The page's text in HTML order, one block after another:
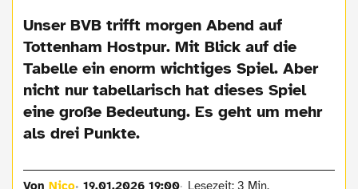
Unser BVB trifft morgen Abend auf
Tottenham Hostpur. Mit Blick auf die
Tabelle ein enorm wichtiges Spiel. Aber
nicht nur tabellarisch hat dieses Spiel
eine große Bedeutung. Es geht um mehr
als drei Punkte.
VonNico 19.01.2026 19:00 Lesezeit: 3 Min.